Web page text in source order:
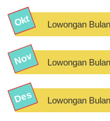
Lowongan
Lowongan
Lowongan